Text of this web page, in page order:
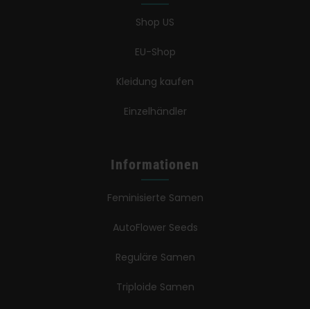
Shop US
EU-Shop
Kleidung kaufen
Einzelhändler
Informationen
Feminisierte Samen
AutoFlower Seeds
Reguläre Samen
Triploide Samen